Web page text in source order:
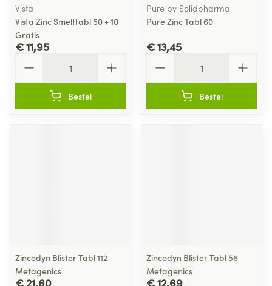
Vista
Vista Zinc Smelttabl 50 + 10
Gratis
€ 11,95
Bestel
Pure by Solidpharma
Pure Zinc Tabl 60
€ 13,45
Bestel
Zincodyn Blister Tabl 112
Metagenics
€ 21,60
Zincodyn Blister Tabl 56
Metagenics
€ 12,69